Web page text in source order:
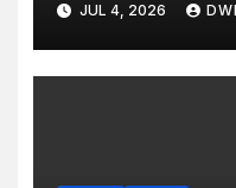
JUL 4, 2026